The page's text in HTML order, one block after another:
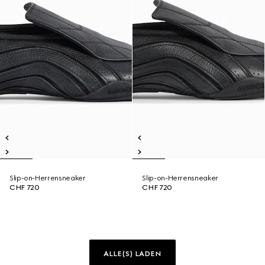
Slip-on-Herrensneaker
CHF 720
Slip-on-Herrensneaker
CHF 720
ALLE(S) LADEN